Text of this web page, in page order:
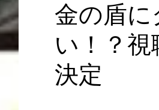
金の盾
い！？
決定